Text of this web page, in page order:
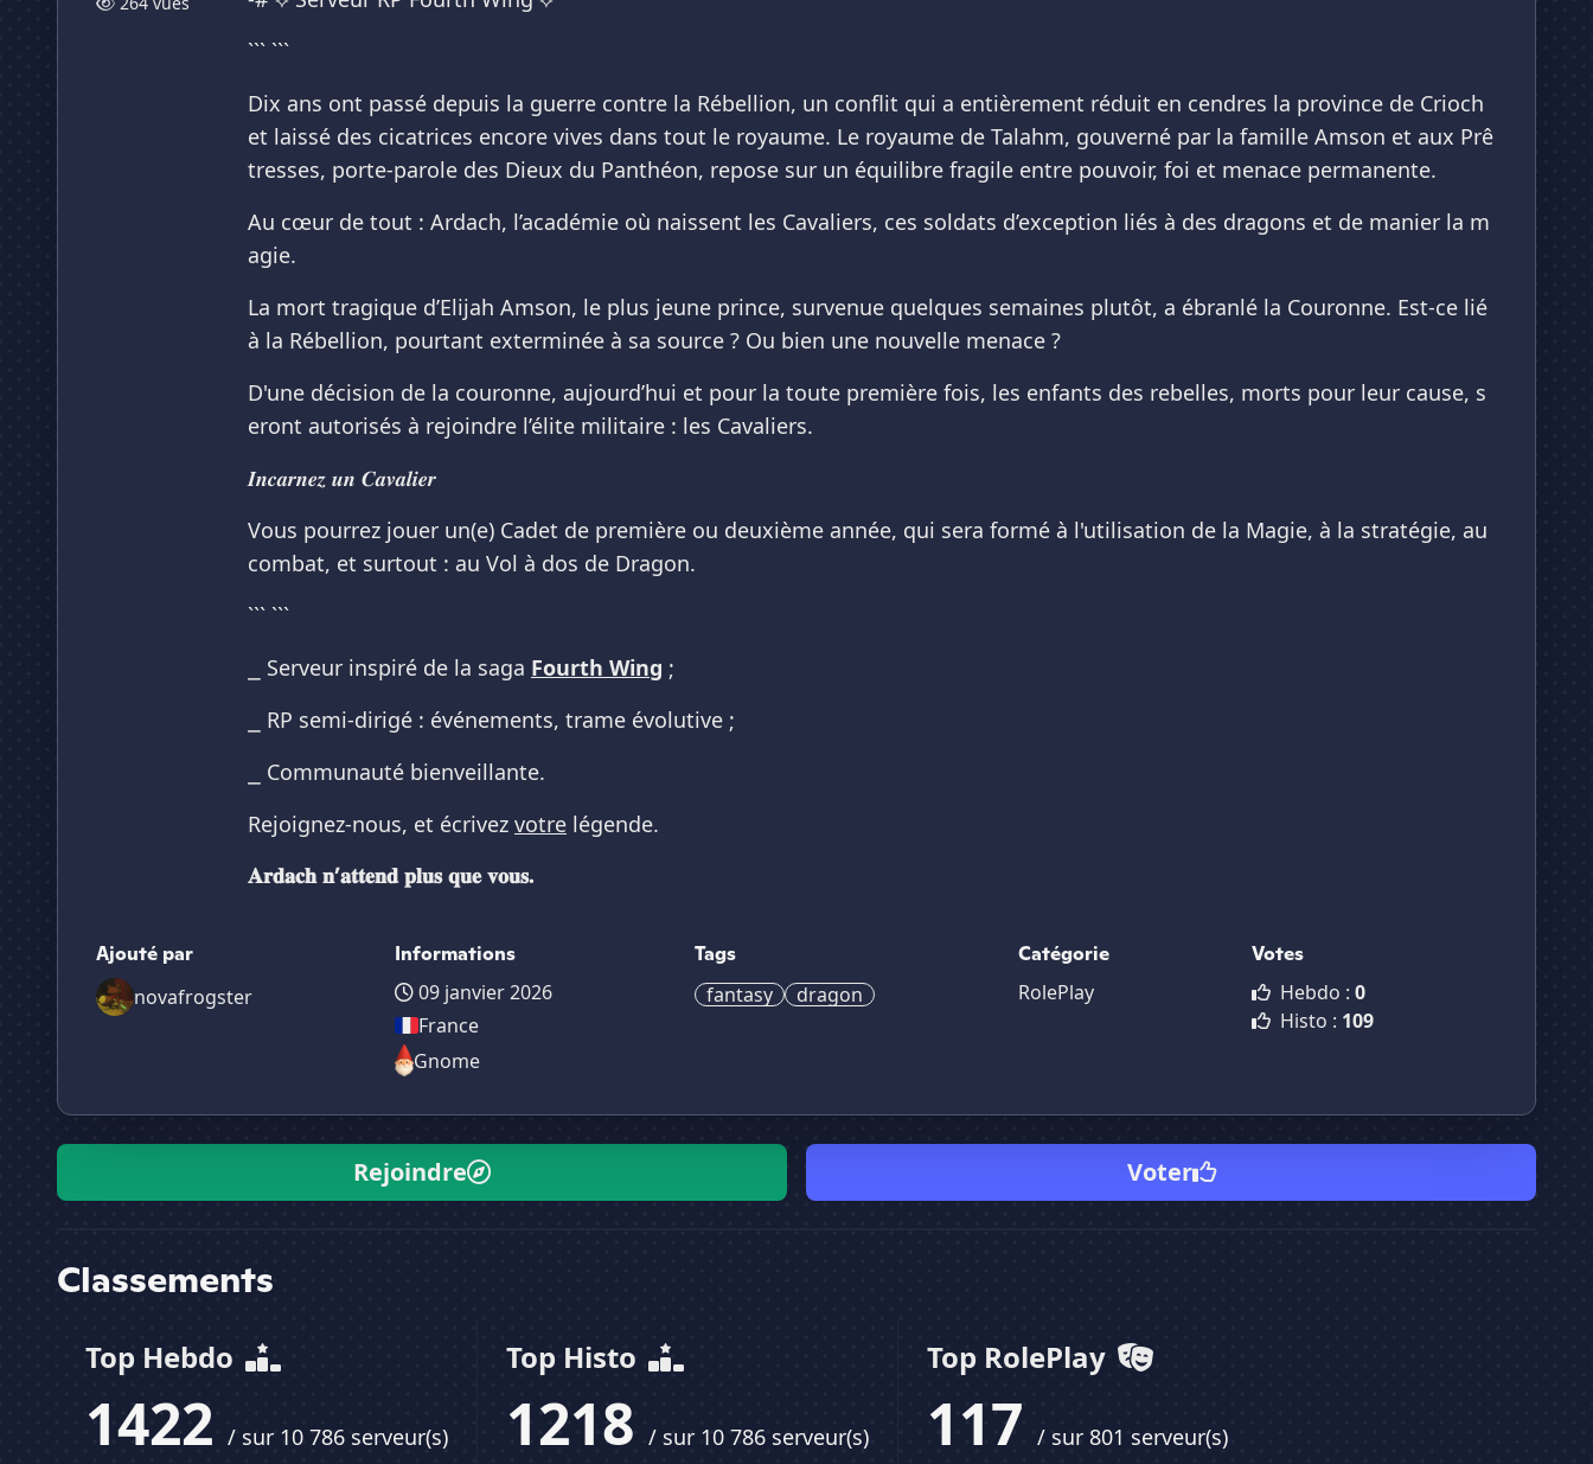
``` ```
Dix ans ont passé depuis la guerre contre la Rébellion, un conflit qui a entièrement réduit en cendres la province de Crioch
et laissé des cicatrices encore vives dans tout le royaume. Le royaume de Talahm, gouverné par la famille Amson et aux Prê
tresses, porte-parole des Dieux du Panthéon, repose sur un équilibre fragile entre pouvoir, foi et menace permanente.
Au cœur de tout : Ardach, l’académie où naissent les Cavaliers, ces soldats d’exception liés à des dragons et de manier la m
agie.
La mort tragique d’Elijah Amson, le plus jeune prince, survenue quelques semaines plutôt, a ébranlé la Couronne. Est-ce lié
à la Rébellion, pourtant exterminée à sa source ? Ou bien une nouvelle menace ?
D'une décision de la couronne, aujourd’hui et pour la toute première fois, les enfants des rebelles, morts pour leur cause, s
eront autorisés à rejoindre l’élite militaire : les Cavaliers.
𝑰𝒏𝒄𝒂𝒓𝒏𝒆𝒛 𝒖𝒏 𝑪𝒂𝒗𝒂𝒍𝒊𝒆𝒓
Vous pourrez jouer un(e) Cadet de première ou deuxième année, qui sera formé à l'utilisation de la Magie, à la stratégie, au
combat, et surtout : au Vol à dos de Dragon.
``` ```
⎯ Serveur inspiré de la saga Fourth Wing ;
⎯ RP semi-dirigé : événements, trame évolutive ;
⎯ Communauté bienveillante.
Rejoignez-nous, et écrivez votre légende.
𝐀𝐫𝐝𝐚𝐜𝐡 𝐧’𝐚𝐭𝐭𝐞𝐧𝐝 𝐩𝐥𝐮𝐬 𝐪𝐮𝐞 𝐯𝐨𝐮𝐬.
Ajouté par
novafrogster
Informations
09 janvier 2026
France
Gnome
Tags
fantasy dragon
Catégorie
RolePlay
Votes
Hebdo : 0
Histo : 109
Rejoindre Voter
Classements
Top Hebdo
1422 / sur 10 786 serveur(s)
Top Histo
1218 / sur 10 786 serveur(s)
Top RolePlay
117 / sur 801 serveur(s)